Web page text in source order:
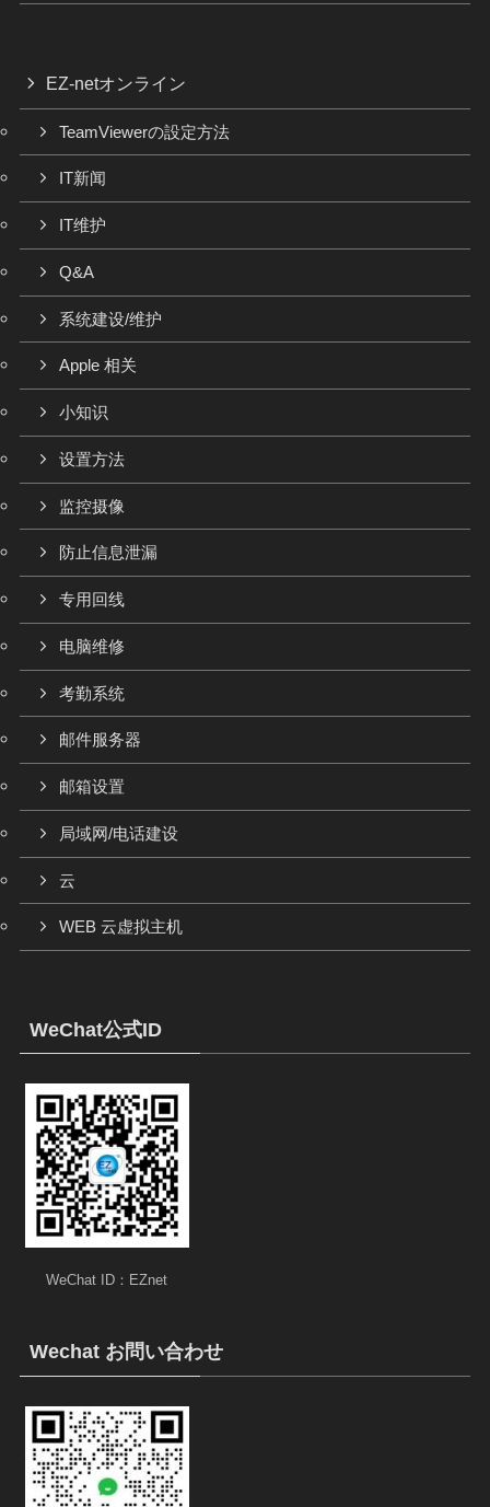
EZ-netオンライン
TeamViewerの設定方法
IT新闻
IT维护
Q&A
系统建设/维护
Apple 相关
小知识
设置方法
监控摄像
防止信息泄漏
专用回线
电脑维修
考勤系统
邮件服务器
邮箱设置
局域网/电话建设
云
WEB 云虚拟主机
WeChat公式ID
WeChat ID：EZnet
Wechat お問い合わせ